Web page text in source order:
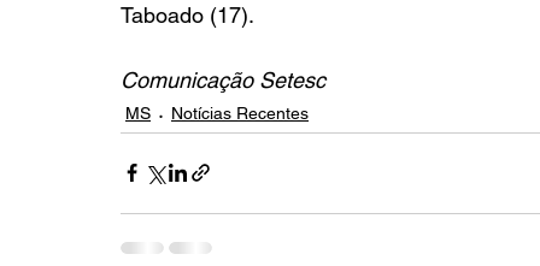
Taboado (17).
Comunicação Setesc
MS Notícias Recentes